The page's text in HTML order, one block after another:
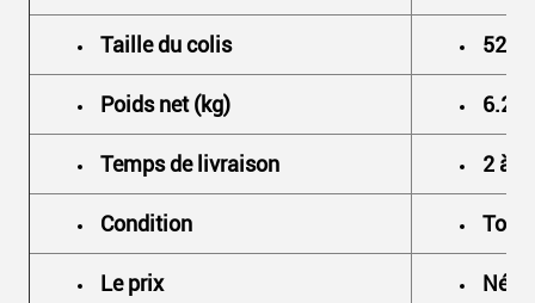
Taille du colis
Poids net (kg)
Temps de livraison 2 à 3
Condition Tout
Le prix